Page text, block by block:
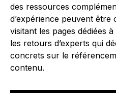
des ressources
d’expérience peuvent
visitant les pages dédiées
les retours d’experts qui
concrets sur le
contenu.